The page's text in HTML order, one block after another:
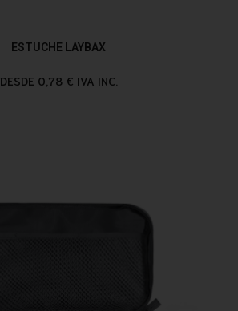
ESTUCHE LAYBAX
DESDE 0,78 € IVA INC.